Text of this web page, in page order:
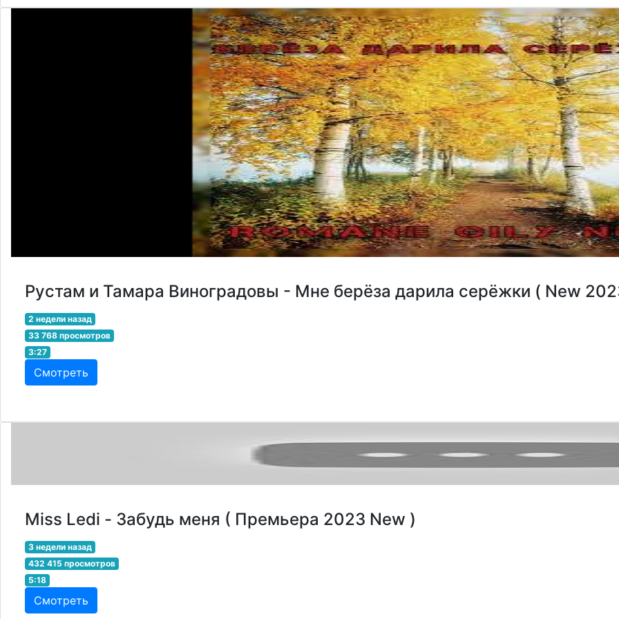
Рустам и Тамара Виноградовы - Мне берёза дарила серёжки ( New
2 недели назад
33 768 просмотров
3:27
Смотреть
Miss Ledi - Забудь меня ( Премьера 2023 New )
3 недели назад
432 415 просмотров
5:18
Смотреть